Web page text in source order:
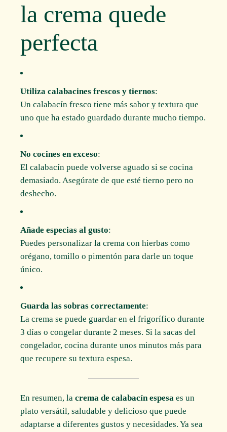
la crema quede
perfecta
Utiliza calabacines frescos y tiernos:
Un calabacín fresco tiene más sabor y textura que
uno que ha estado guardado durante mucho tiempo.
No cocines en exceso:
El calabacín puede volverse aguado si se cocina
demasiado. Asegúrate de que esté tierno pero no
deshecho.
Añade especias al gusto:
Puedes personalizar la crema con hierbas como
orégano, tomillo o pimentón para darle un toque
único.
Guarda las sobras correctamente:
La crema se puede guardar en el frigorífico durante
3 días o congelar durante 2 meses. Si la sacas del
congelador, cocina durante unos minutos más para
que recupere su textura espesa.
En resumen, lacrema de calabacín espesa es un
plato versátil, saludable y delicioso que puede
adaptarse a diferentes gustos y necesidades. Ya sea